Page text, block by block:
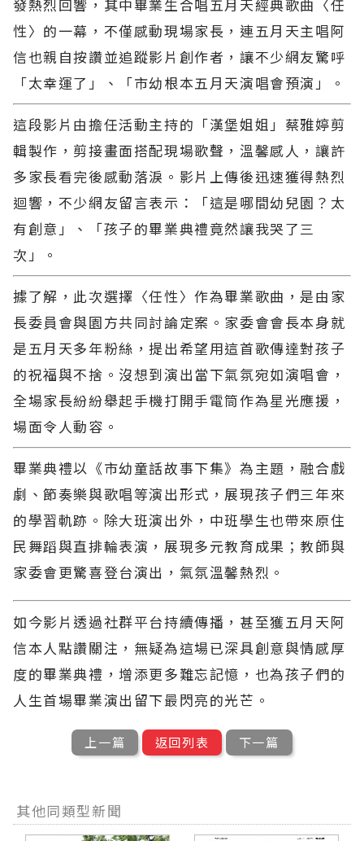
發熱烈回響，其中畢業生合唱五月天經典歌曲〈任
性〉的一幕，不僅感動現場家長，連五月天主唱阿
信也親自按讚並追蹤影片創作者，讓不少網友驚呼
「太幸運了」、「市幼根本五月天演唱會預演」。
這段影片由擔任活動主持的「漢堡姐姐」蔡雅婷剪
輯製作，剪接畫面搭配現場歌聲，溫馨感人，讓許
多家長看完後感動落淚。影片上傳後迅速獲得熱烈
迴響，不少網友留言表示：「這是哪間幼兒園？太
有創意」、「孩子的畢業典禮竟然讓我哭了三
次」。
據了解，此次選擇〈任性〉作為畢業歌曲，是由家
長委員會與園方共同討論定案。家委會會長本身就
是五月天多年粉絲，提出希望用這首歌傳達對孩子
的祝福與不捨。沒想到演出當下氣氛宛如演唱會，
全場家長紛紛舉起手機打開手電筒作為星光應援，
場面令人動容。
畢業典禮以《市幼童話故事下集》為主題，融合戲
劇、節奏樂與歌唱等演出形式，展現孩子們三年來
的學習軌跡。除大班演出外，中班學生也帶來原住
民舞蹈與直排輪表演，展現多元教育成果；教師與
家委會更驚喜登台演出，氣氛溫馨熱烈。
如今影片透過社群平台持續傳播，甚至獲五月天阿
信本人點讚關注，無疑為這場已深具創意與情感厚
度的畢業典禮，增添更多難忘記憶，也為孩子們的
人生首場畢業演出留下最閃亮的光芒。
上一篇 返回列表 下一篇
其他同類型新聞